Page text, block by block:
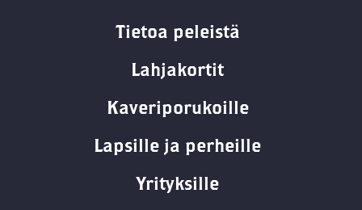
Tietoa peleistä
Lahjakortit
Kaveriporukoille
Lapsille ja perheille
Yrityksille